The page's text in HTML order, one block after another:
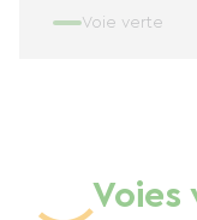
Voie verte
Voies